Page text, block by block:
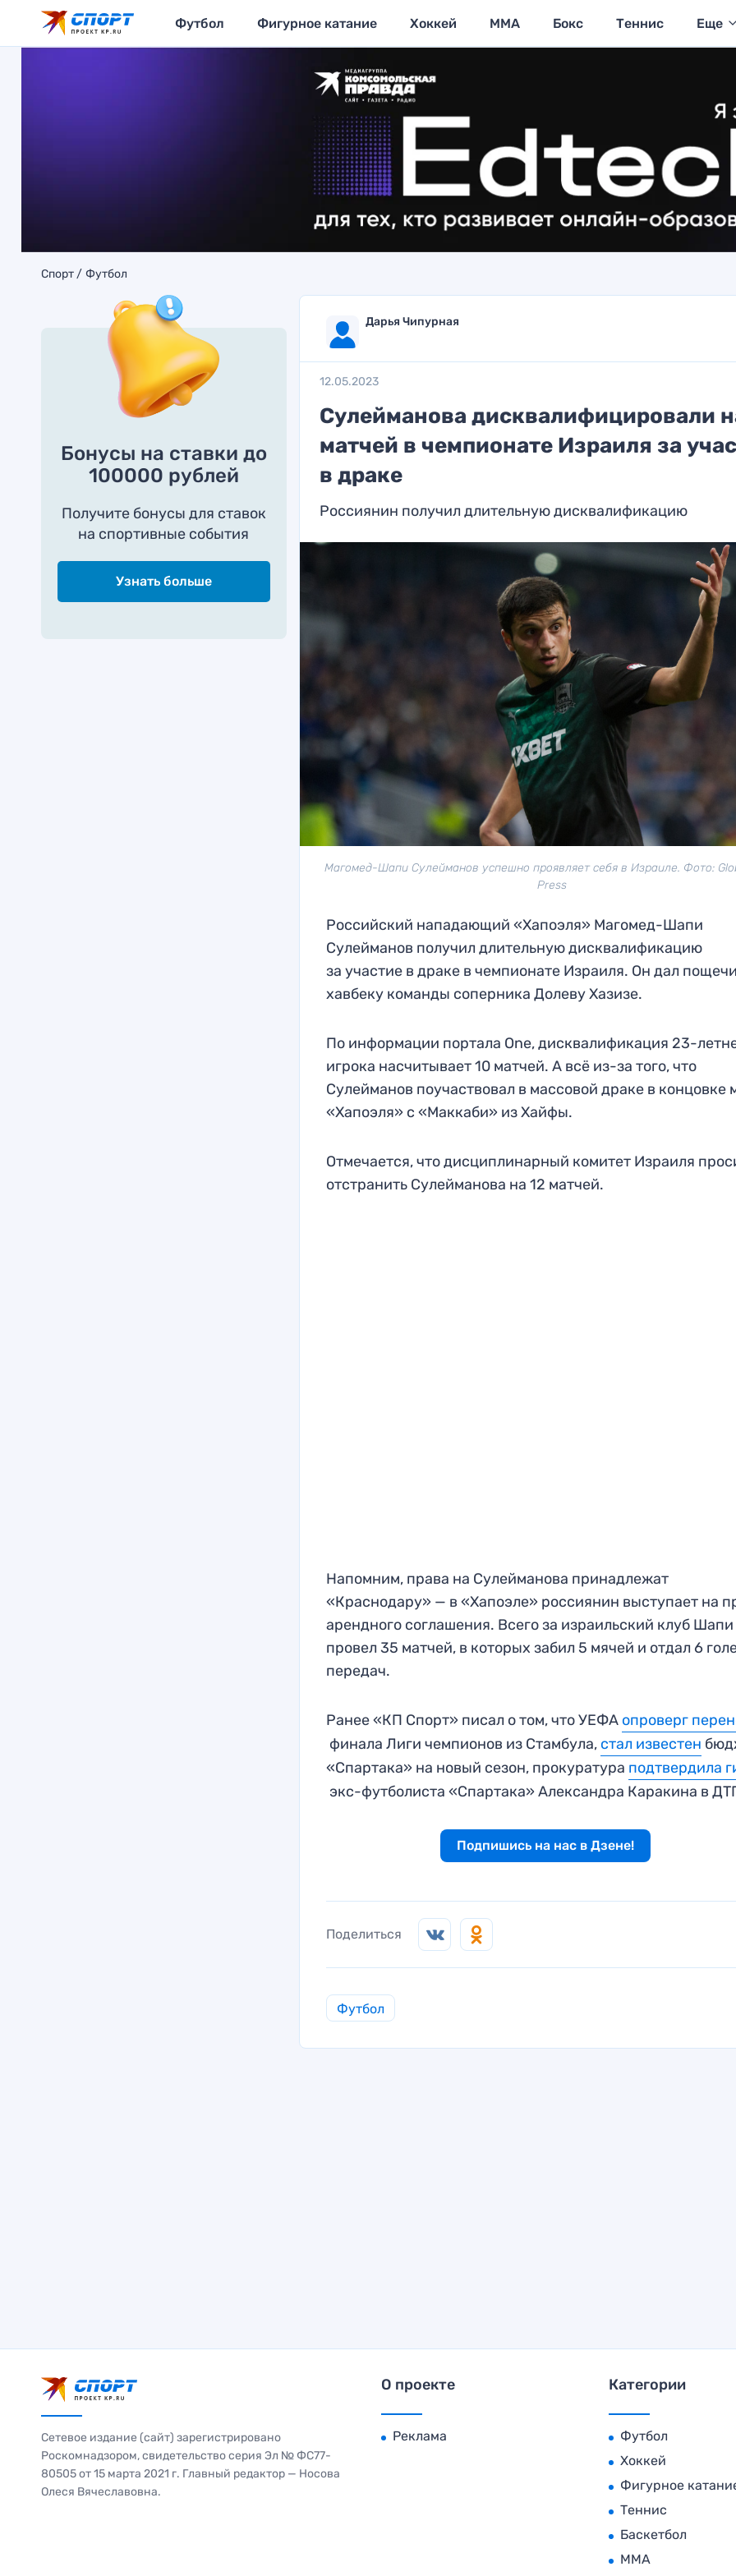
Футбол Фигурное катание Хоккей MMA Бокс Теннис Еще
Спорт Футбол
Бонусы на ставки до
100000 рублей
Получите бонусы для ставок
на спортивные события
Узнать больше
Дарья Чипурная
12.05.2023
Сулейманова дисквалифицировали
матчей в чемпионате Израиля за
в драке
Россиянин получил длительную дисквалификацию
Магомед-Шапи Сулейманов успешно проявляет себя в Израиле. Фото:
Press
Российский нападающий «Хапоэля» Магомед-Шапи
Сулейманов получил длительную дисквалификацию
за участие в драке в чемпионате Израиля. Он дал
хавбеку команды соперника Долеву Хазизе.
По информации портала One, дисквалификация 23-
игрока насчитывает 10 матчей. А всё из-за того, что
Сулейманов поучаствовал в массовой драке в концовке
«Хапоэля» с «Маккаби» из Хайфы.
Отмечается, что дисциплинарный комитет Израиля
отстранить Сулейманова на 12 матчей.
Напомним, права на Сулейманова принадлежат
«Краснодару» — в «Хапоэле» россиянин выступает на
арендного соглашения. Всего за израильский клуб Шапи
провел 35 матчей, в которых забил 5 мячей и отдал 6
передач.
Ранее «КП Спорт» писал о том, что УЕФА опроверг
финала Лиги чемпионов из Стамбула, стал известен
«Спартака» на новый сезон, прокуратура подтвердила
экс-футболиста «Спартака» Александра Каракина в
Подпишись на нас в Дзене!
Поделиться
Футбол
Сетевое издание (сайт) зарегистрировано
Роскомнадзором, свидетельство серия Эл № ФС77-
80505 от 15 марта 2021 г. Главный редактор — Носова
Олеся Вячеславовна.
О проекте
Реклама
Категории
Футбол
Хоккей
Фигурное
Теннис
Баскетбол
MMA